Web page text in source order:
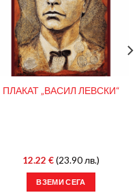
ПЛАКАТ „ВАСИЛ ЛЕВСКИ“
12.22 €(23.90 лв.)
ВЗЕМИ СЕГА